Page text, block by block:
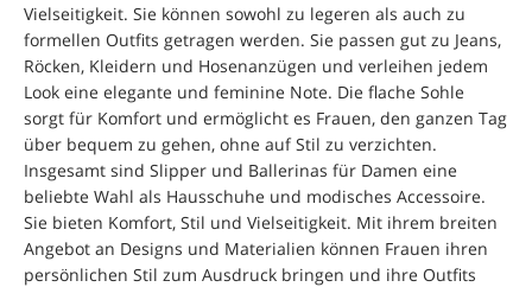
Vielseitigkeit. Sie können sowohl zu legeren als auch zu
formellen Outfits getragen werden. Sie passen gut zu Jeans,
Röcken, Kleidern und Hosenanzügen und verleihen jedem
Look eine elegante und feminine Note. Die flache Sohle
sorgt für Komfort und ermöglicht es Frauen, den ganzen Tag
über bequem zu gehen, ohne auf Stil zu verzichten.
Insgesamt sind Slipper und Ballerinas für Damen eine
beliebte Wahl als Hausschuhe und modisches Accessoire.
Sie bieten Komfort, Stil und Vielseitigkeit. Mit ihrem breiten
Angebot an Designs und Materialien können Frauen ihren
persönlichen Stil zum Ausdruck bringen und ihre Outfits